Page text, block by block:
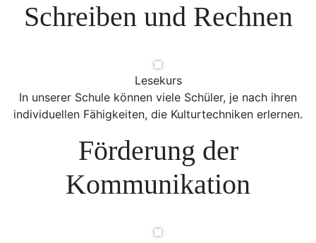
Schreiben und Rechnen
Lesekurs
In unserer Schule können viele Schüler, je nach ihren
individuellen Fähigkeiten, die Kulturtechniken erlernen.
Förderung der
Kommunikation